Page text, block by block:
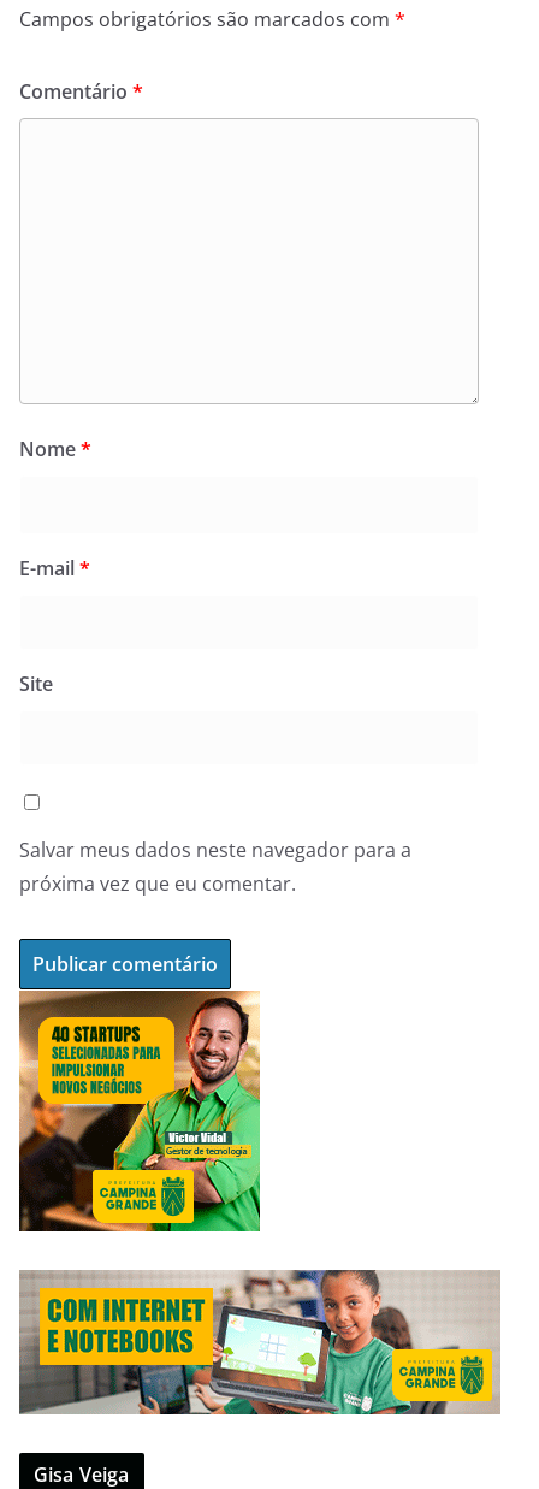
Campos obrigatórios são marcados com *
Comentário *
Nome*
E-mail*
Site
Salvar meus dados neste navegador para a
próxima vez que eu comentar.
Gisa Veiga